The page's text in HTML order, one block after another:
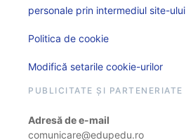
personale prin intermediul site-ului
Politica de cookie
Modifică setarile cookie-urilor
PUBLICITATE ȘI PARTENERIATE
Adresă de e-mail
comunicare@edupedu.ro